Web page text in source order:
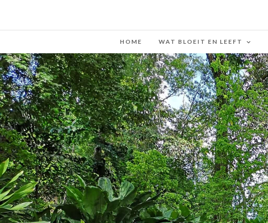
HOME WAT BLOEIT EN LEEFT